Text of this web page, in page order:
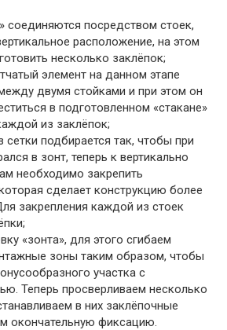
соединяются посредством стоек,
расположение, на этом
несколько заклёпок;
элемент на данном этапе
двумя стойками и при этом он
в подготовленном «стакане»
из заклёпок;
подбирается так, чтобы при
в зонт, теперь к вертикально
необходимо закрепить
сделает конструкцию более
закрепления каждой из стоек
«зонта», для этого сгибаем
зоны таким образом, чтобы
участка с
Теперь просверливаем несколько
в них заклёпочные
окончательную фиксацию.